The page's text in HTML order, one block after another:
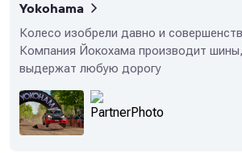
Yokohama
Колесо изобрели давно и
Компания Йокохама производит
выдержат любую дорогу